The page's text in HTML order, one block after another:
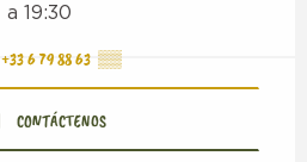
a 19:30
+33 6 79 88 63 ▒▒
CONTÁCTENOS